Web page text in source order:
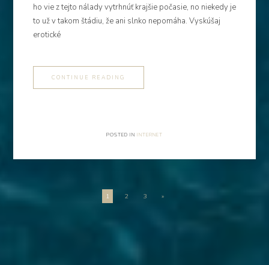
ho vie z tejto nálady vytrhnúť krajšie počasie, no niekedy je
to už v takom štádiu, že ani slnko nepomáha. Vyskúšaj
erotické
CONTINUE READING
POSTED IN INTERNET
Stránkování
příspěvků
1 2 3 »